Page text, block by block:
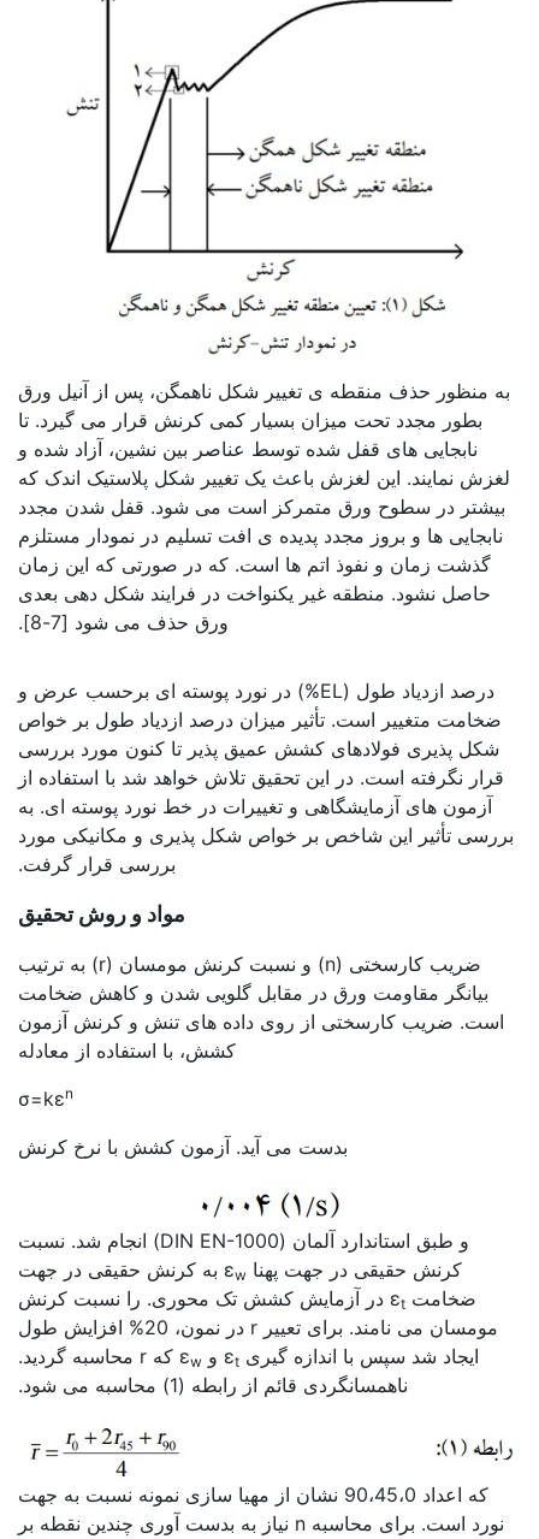
به منظور حذف منقطه ی تغییر شکل ناهمگن، پس از آنیل ورق
بطور مجدد تحت میزان بسیار کمی کرنش قرار می گیرد. تا
نابجایی های قفل شده توسط عناصر بین نشین، آزاد شده و
لغزش نمایند. این لغزش باعث یک تغییر شکل پلاستیک اندک که
بیشتر در سطوح ورق متمرکز است می شود. قفل شدن مجدد
نابجایی ها و بروز مجدد پدیده ی افت تسلیم در نمودار مستلزم
گذشت زمان و نفوذ اتم ها است. که در صورتی که این زمان
حاصل نشود. منطقه غیر یکنواخت در فرایند شکل دهی بعدی
ورق حذف می شود [7-8].
درصد ازدیاد طول (EL%) در نورد پوسته ای برحسب عرض و
ضخامت متغییر است. تأثیر میزان درصد ازدیاد طول بر خواص
شکل پذیری فولادهای کشش عمیق پذیر تا کنون مورد بررسی
قرار نگرفته است. در این تحقیق تلاش خواهد شد با استفاده از
آزمون های آزمایشگاهی و تغییرات در خط نورد پوسته ای. به
بررسی تأثیر این شاخص بر خواص شکل پذیری و مکانیکی مورد
بررسی قرار گرفت.
مواد و روش تحقیق
ضریب کارسختی (n) و نسبت کرنش مومسان (r) به ترتیب
بیانگر مقاومت ورق در مقابل گلویی شدن و کاهش ضخامت
است. ضریب کارسختی از روی داده های تنش و کرنش آزمون
کشش، با استفاده از معادله
σ=kεn
بدست می آید. آزمون کشش با نرخ کرنش
و طبق استاندارد آلمان (DIN EN-1000) انجام شد. نسبت
کرنش حقیقی در جهت پهنا ε w
به کرنش حقیقی در جهت
ضخامت ε t
در آزمایش کشش تک محوری. را نسبت کرنش
مومسان می نامند. برای تعییر r در نمون، 20% افزایش طول
ایجاد شد سپس با اندازه گیری ε t و ε w
که r محاسبه گردید.
ناهمسانگردی قائم از رابطه (1) محاسبه می شود.
که اعداد 90،45،0 نشان از مهیا سازی نمونه نسبت به جهت
نورد است. برای محاسبه n نیاز به بدست آوری چندین نقطه بر